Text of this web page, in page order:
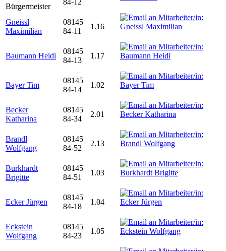
Bürgermeister
84-12
Gneissl
Maximilian
08145
84-11
1.16
Baumann Heidi
08145
84-13
1.17
Bayer Tim
08145
84-14
1.02
Becker
Katharina
08145
84-34
2.01
Brandl
Wolfgang
08145
84-52
2.13
Burkhardt
Brigitte
08145
84-51
1.03
Ecker Jürgen
08145
84-18
1.04
Eckstein
Wolfgang
08145
84-23
1.05